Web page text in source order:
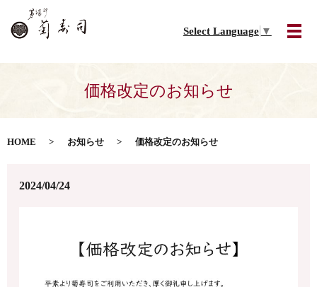
Select Language ▼
メ
価格改定のお知らせ
HOME お知らせ 価格改定のお知らせ
2024/04/24